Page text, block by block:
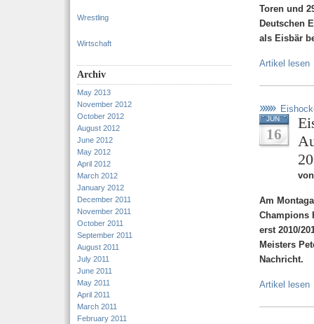
Wrestling
Wirtschaft
Archiv
May 2013
November 2012
October 2012
August 2012
June 2012
May 2012
April 2012
March 2012
January 2012
December 2011
November 2011
October 2011
September 2011
August 2011
July 2011
June 2011
May 2011
April 2011
March 2011
February 2011
Toren und
Deutschen
als Eisbär
Artikel lesen
JUN
16
Am
Champions
erst 2010/
Meisters
Nachricht.
Artikel lesen